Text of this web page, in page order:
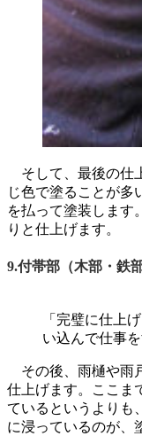
そして、最後の仕
じ色で塗ることが多
を払って塗装します
りと仕上げます。
9.付帯部（木部・鉄
「完璧に仕上
い込んで仕事
その後、雨樋や雨
仕上げます。ここま
ているというよりも
に浸っているのが、